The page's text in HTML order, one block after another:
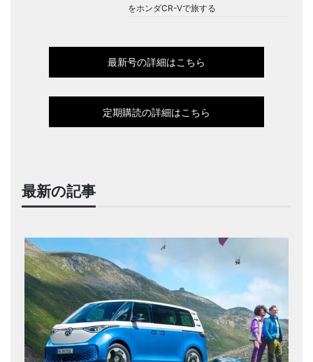
をホンダCR-Vで旅する
最新号の詳細はこちら
定期購読の詳細はこちら
最新の記事